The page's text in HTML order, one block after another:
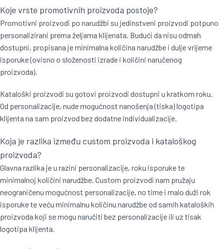
Koje vrste promotivnih proizvoda postoje?
Promotivni proizvodi po narudžbi su jedinstveni proizvodi potpuno
personalizirani prema željama klijenata. Budući da nisu odmah
dostupni, propisana je minimalna količina narudžbe i dulje vrijeme
isporuke (ovisno o složenosti izrade i količini naručenog
proizvoda).
Kataloški proizvodi su gotovi proizvodi dostupni u kratkom roku.
Od personalizacije, nude mogućnost nanošenja (tiska) logotipa
klijenta na sam proizvod bez dodatne individualizacije.
Koja je razlika između custom proizvoda i kataloškog
proizvoda?
Glavna razlika je u razini personalizacije, roku isporuke te
minimalnoj količini narudžbe. Custom proizvodi nam pružaju
neograničenu mogućnost personalizacije, no time i malo duži rok
isporuke te veću minimalnu količinu narudžbe od samih kataloških
proizvoda koji se mogu naručiti bez personalizacije ili uz tisak
logotipa klijenta.